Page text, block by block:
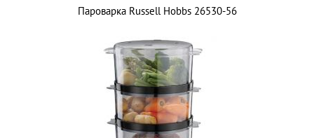
Пароварка Russell Hobbs 26530-56